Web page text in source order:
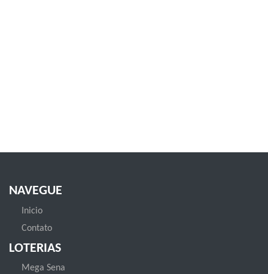
NAVEGUE
Inicio
Contato
LOTERIAS
Mega Sena